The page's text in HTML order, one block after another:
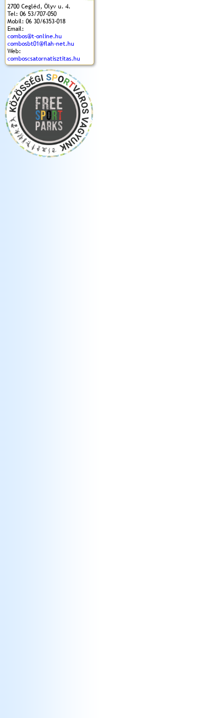
2700 Cegléd, Ölyv u. 4.
Tel: 06 53/707-050
Mobil: 06 30/6353-018
Email:
combos@t-online.hu
combosbt01@flah-net.hu
Web:
comboscsatornatisztitas.hu